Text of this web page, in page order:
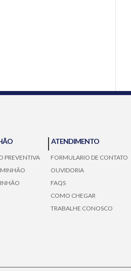
PREVENTIVA
ATENDIMENTO
FORMULARIO DE CONTATO
OUVIDORIA
FAQS
COMO CHEGAR
TRABALHE CONOSCO